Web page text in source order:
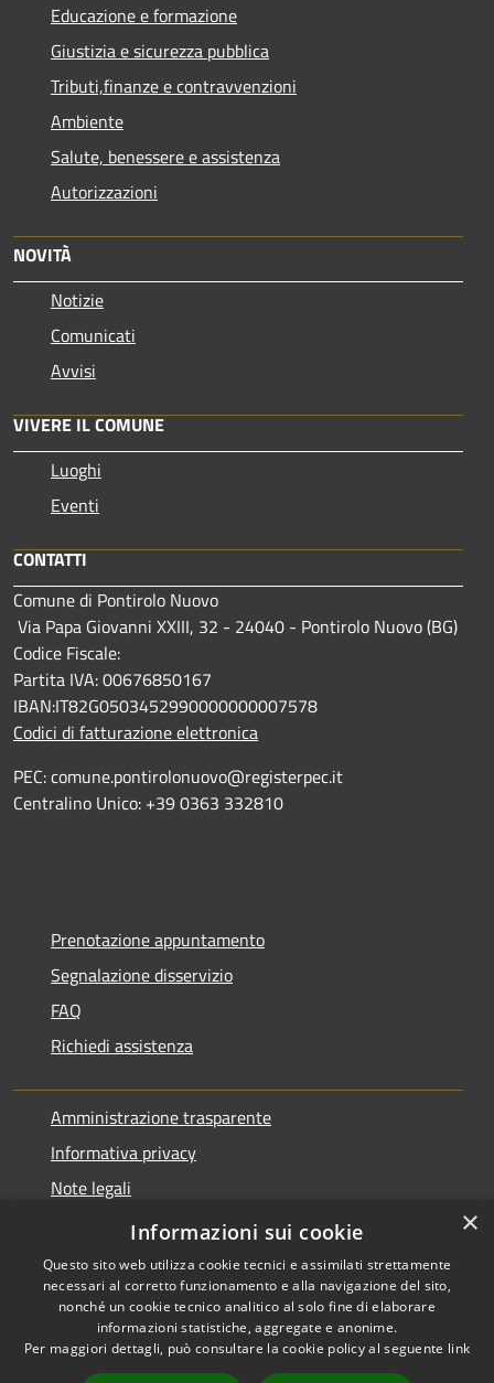
Educazione e formazione
Giustizia e sicurezza pubblica
Tributi,finanze e contravvenzioni
Ambiente
Salute, benessere e assistenza
Autorizzazioni
NOVITÀ
Notizie
Comunicati
Avvisi
VIVERE IL COMUNE
Luoghi
Eventi
CONTATTI
Comune di Pontirolo Nuovo
Via Papa Giovanni XXIII, 32 - 24040 - Pontirolo Nuovo (BG)
Codice Fiscale:
Partita IVA: 00676850167
IBAN:IT82G0503452990000000007578
Codici di fatturazione elettronica
PEC: comune.pontirolonuovo@registerpec.it
Centralino Unico: +39 0363 332810
Prenotazione appuntamento
Segnalazione disservizio
FAQ
Richiedi assistenza
Amministrazione trasparente
Informativa privacy
Note legali
Dichiarazione di accessibilità
Accessibilità
Copyright © 2026 • Comune di
Pontirolo Nuovo • Powered by
×
Informazioni sui cookie
Questo sito web utilizza cookie tecnici e assimilati strettamente
necessari al corretto funzionamento e alla navigazione del sito,
nonché un cookie tecnico analitico al solo fine di elaborare
informazioni statistiche, aggregate e anonime.
Per maggiori dettagli, può consultare la cookie policy al seguente link